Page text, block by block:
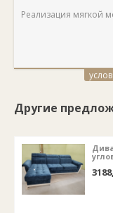
Реализация мягкой
Другие